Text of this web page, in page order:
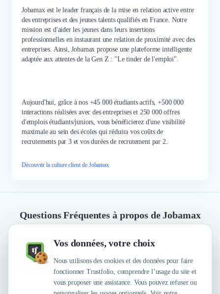
Vos données, votre choix
Nous utilisons des cookies et des données pour faire
fonctionner Trustfolio, comprendre l’usage du site et
vous proposer une assistance. Vous pouvez refuser ou
Jobamax est le leader français de la mise en relation active entre
des entreprises et des jeunes talents qualifiés en France. Notre
mission est d'aider les jeunes dans leurs insertions
professionnelles en instaurant une relation de proximité avec des
entreprises. Ainsi, Jobamax propose une plateforme intelligente
adaptée aux attentes de la Gen Z : "Le tinder de l'emploi".
Aujourd'hui, grâce à nos +45 000 étudiants actifs, +500 000
interactions réalisées avec des entreprises et 250 000 offres
d'emplois étudiants/juniors, vous bénéficierez d'une visibilité
maximale au sein des écoles qui réduira vos coûts de
recrutements par 3 et vos durées de recrutement par 2.
Découvrir la culture client de Jobamax
Questions Fréquentes à propos de Jobamax
Quelles sont les principales qualités que leur
reconnaissent leurs clients ?